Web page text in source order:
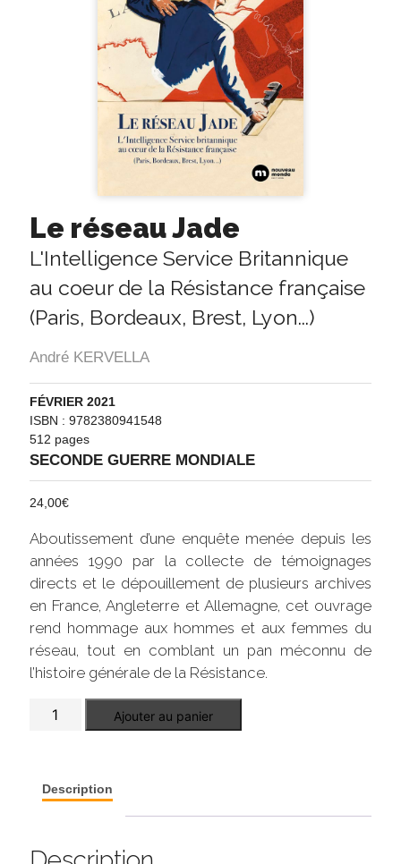
Le réseau Jade
L'Intelligence Service Britannique
au coeur de la Résistance française
(Paris, Bordeaux, Brest, Lyon...)
André KERVELLA
FÉVRIER 2021
ISBN : 9782380941548
512 pages
SECONDE GUERRE MONDIALE
24,00€
Aboutissement d’une enquête menée depuis les
années 1990 par la collecte de témoignages
directs et le dépouillement de plusieurs archives
en France, Angleterre et Allemagne, cet ouvrage
rend hommage aux hommes et aux femmes du
réseau, tout en comblant un pan méconnu de
l’histoire générale de la Résistance.
Ajouter au panier
Description